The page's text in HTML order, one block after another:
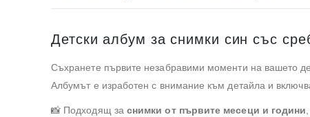
Детски албум за снимки син със
Съхранете първите незабравими моменти на вашето
Албумът е изработен с внимание към детайла и
📸 Подходящ за снимки от първите месеци и години